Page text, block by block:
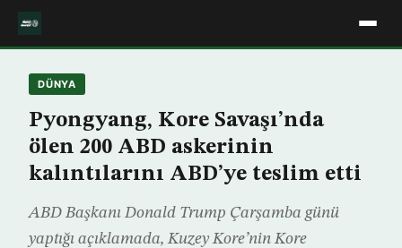
DÜNYA
Pyongyang, Kore Savaşı’nda
ölen 200 ABD askerinin
kalıntılarını ABD’ye teslim etti
ABD Başkanı Donald Trump Çarşamba günü
yaptığı açıklamada, Kuzey Kore’nin Kore